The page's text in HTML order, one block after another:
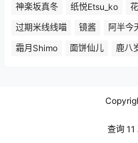
神楽坂真冬
纸悦Etsu_ko
过期米线线喵
镜酱 阿半今
霜月Shimo
面饼仙儿 鹿八
查询